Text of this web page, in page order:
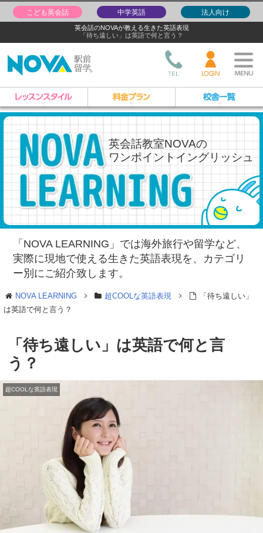
英会話のNOVAが教える生きた英語表現
「待ち遠しい」は英語で何と言う？
こども英会話 中学英語 法人向け
英会話教室NOVAの
ワンポイントイングリッシュ
「NOVA LEARNING」では海外旅行や留学など、
実際に現地で使える生きた英語表現を、 カテゴリ
ー別にご紹介致します。
NOVA LEARNING 超COOLな英語表現
「待ち遠しい」
は英語で何と言う？
「待ち遠しい」は英語で何と言
う？
超COOLな英語表現